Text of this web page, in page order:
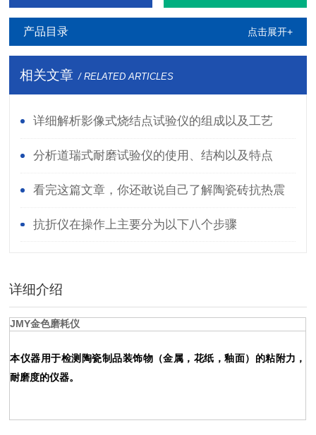
产品目录 点击展开+
相关文章 / RELATED ARTICLES
详细解析影像式烧结点试验仪的组成以及工艺
分析道瑞式耐磨试验仪的使用、结构以及特点
看完这篇文章，你还敢说自己了解陶瓷砖抗热震
性测定仪吗？
抗折仪在操作上主要分为以下八个步骤
详细介绍
JMY金色磨耗仪
本仪器用于检测陶瓷制品装饰物（金属，花纸，釉面）的粘附力，
耐磨度的仪器。